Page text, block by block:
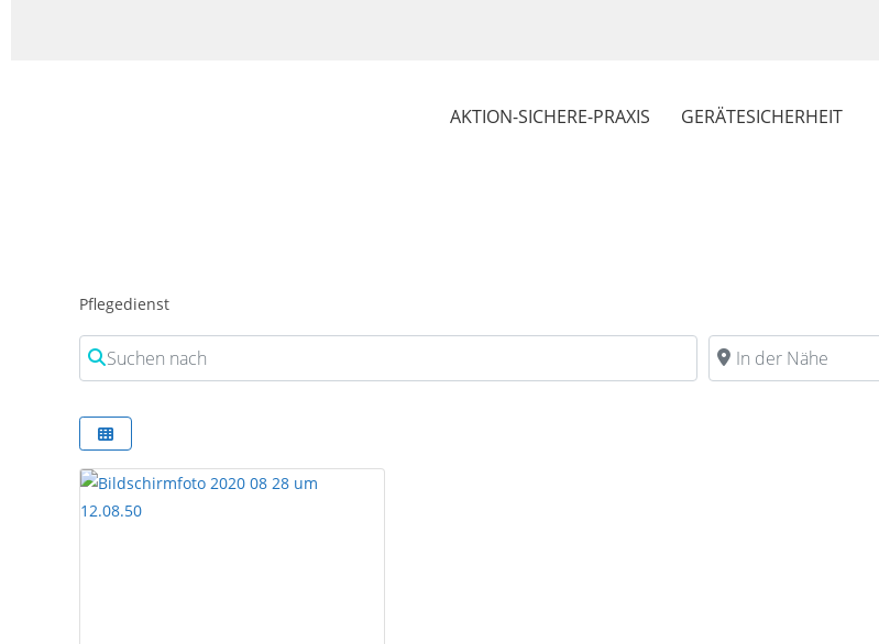
AKTION-SICHERE-PRAXIS GERÄTESICHERHEIT
Pflegedienst
Suchen nach In der Nähe